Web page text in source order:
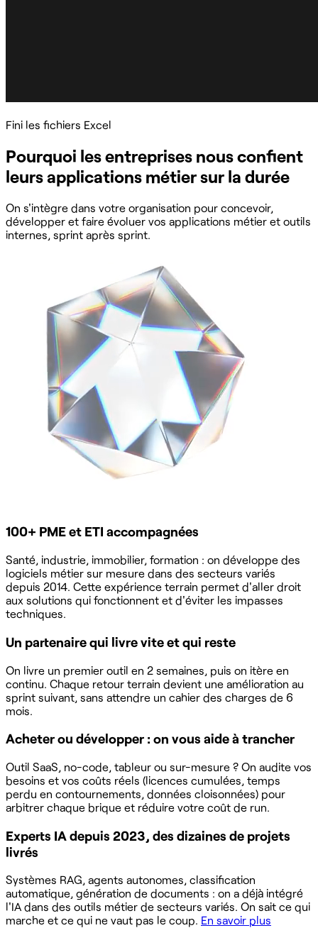
Fini les fichiers Excel
Pourquoi les entreprises nous confient
leurs applications métier sur la durée
On s'intègre dans votre organisation pour concevoir,
développer et faire évoluer vos applications métier et outils
internes, sprint après sprint.
100+ PME et ETI accompagnées
Santé, industrie, immobilier, formation : on développe des
logiciels métier sur mesure dans des secteurs variés
depuis 2014. Cette expérience terrain permet d'aller droit
aux solutions qui fonctionnent et d'éviter les impasses
techniques.
Un partenaire qui livre vite et qui reste
On livre un premier outil en 2 semaines, puis on itère en
continu. Chaque retour terrain devient une amélioration au
sprint suivant, sans attendre un cahier des charges de 6
mois.
Acheter ou développer : on vous aide à trancher
Outil SaaS, no-code, tableur ou sur-mesure ? On audite vos
besoins et vos coûts réels (licences cumulées, temps
perdu en contournements, données cloisonnées) pour
arbitrer chaque brique et réduire votre coût de run.
Experts IA depuis 2023, des dizaines de projets
livrés
Systèmes RAG, agents autonomes, classification
automatique, génération de documents : on a déjà intégré
l'IA dans des outils métier de secteurs variés. On sait ce qui
marche et ce qui ne vaut pas le coup. En savoir plus